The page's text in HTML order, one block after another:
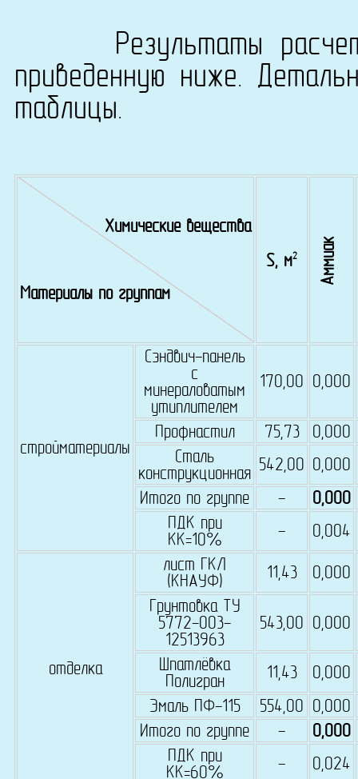
Результаты расчета
приведенную ниже.
таблицы.
Химические вещества
Материалы по группам
S, м2 Аммиак
стройматериалы
Сэндвич-панель
с
минераловатым
утиплителем
170,00 0,000
Профнастил 75,73
0,000
Сталь
конструкционная
542,00 0,000
Итого по группе
-
0,000
ПДК при
КК=10%
- 0,004
отделка
лист ГКЛ
(КНАУФ)
11,43
0,000
Грунтовка ТУ
5772-003-
12513963
543,00 0,000
Шпатлёвка
Полигран
11,43
0,000
Эмаль ПФ-115
554,00
0,000
Итого по группе
-
0,000
ПДК при
КК=60%
- 0,024